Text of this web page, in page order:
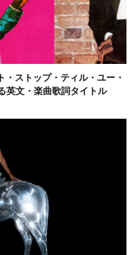
ストップ・ティル・ユー・
英文・楽曲歌詞タイトル